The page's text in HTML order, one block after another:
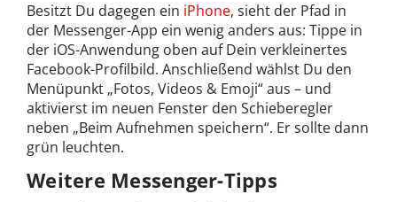
Besitzt Du dagegen ein iPhone, sieht der Pfad in
der Messenger-App ein wenig anders aus: Tippe in
der iOS-Anwendung oben auf Dein verkleinertes
Facebook-Profilbild. Anschließend wählst Du den
Menüpunkt „Fotos, Videos & Emoji“ aus – und
aktivierst im neuen Fenster den Schieberegler
neben „Beim Aufnehmen speichern“. Er sollte dann
grün leuchten.
Weitere Messenger-Tipps